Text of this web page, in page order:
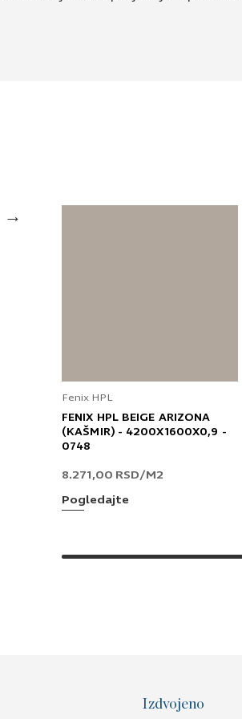
→
Fenix HPL
FENIX HPL BEIGE ARIZONA
(KAŠMIR) - 4200X1600X0,9 -
0748
8.271,00 RSD/M2
Pogledajte
Izdvojeno